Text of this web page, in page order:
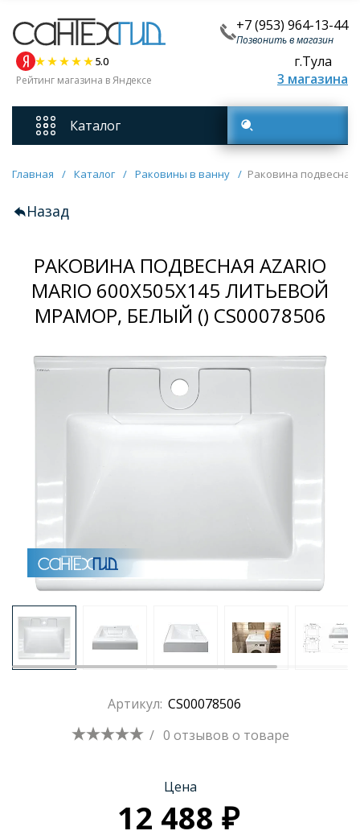
+7 (953) 964-13-44
Позвонить в магазин
5.0
Рейтинг магазина в Яндексе
г.Тула
3 магазина
Каталог
Смесители
Унитазы
Мебель для ванных комнат
Ванны
Кухонные мойки
Раковины
Полотенцесушители
Аксессуары для ванных комнат
Зеркала
Душевые поддоны
Трапы для душевых
Главная / Каталог / Раковины в ванну / Раковина подвесная
Назад
РАКОВИНА ПОДВЕСНАЯ AZARIO
MARIO 600Х505Х145 ЛИТЬЕВОЙ
МРАМОР, БЕЛЫЙ () CS00078506
Артикул: CS00078506
/ 0 отзывов о товаре
Цена
12 488 ₽